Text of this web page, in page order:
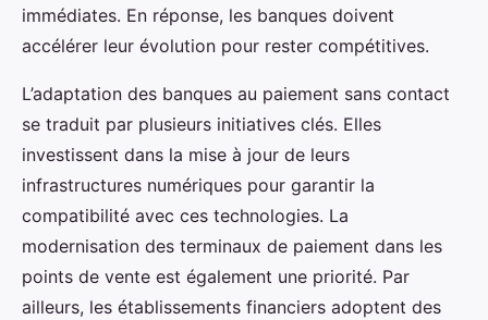
immédiates. En réponse, les banques doivent
accélérer leur évolution pour rester compétitives.
L’adaptation des banques au paiement sans contact
se traduit par plusieurs initiatives clés. Elles
investissent dans la mise à jour de leurs
infrastructures numériques pour garantir la
compatibilité avec ces technologies. La
modernisation des terminaux de paiement dans les
points de vente est également une priorité. Par
ailleurs, les établissements financiers adoptent des